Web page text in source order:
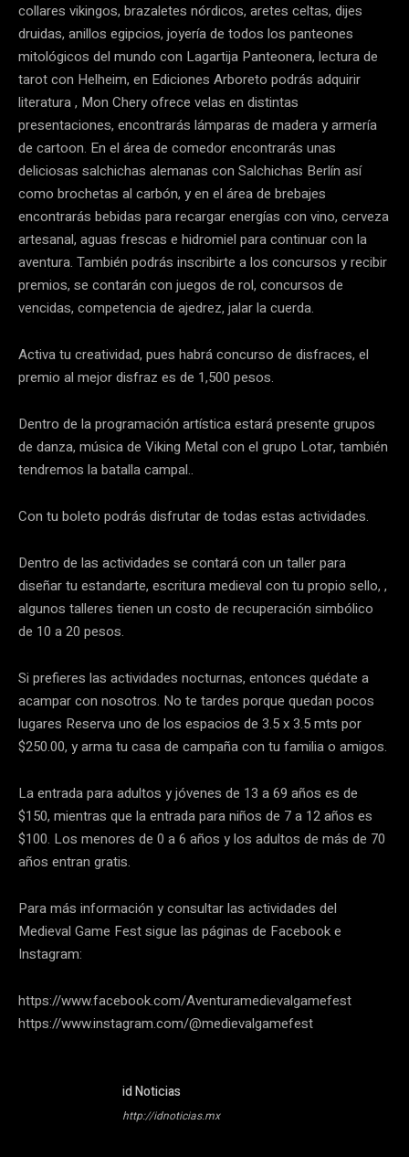
collares vikingos, brazaletes nórdicos, aretes celtas, dijes
druidas, anillos egipcios, joyería de todos los panteones
mitológicos del mundo con Lagartija Panteonera, lectura de
tarot con Helheim, en Ediciones Arboreto podrás adquirir
literatura , Mon Chery ofrece velas en distintas
presentaciones, encontrarás lámparas de madera y armería
de cartoon. En el área de comedor encontrarás unas
deliciosas salchichas alemanas con Salchichas Berlín así
como brochetas al carbón, y en el área de brebajes
encontrarás bebidas para recargar energías con vino, cerveza
artesanal, aguas frescas e hidromiel para continuar con la
aventura. También podrás inscribirte a los concursos y recibir
premios, se contarán con juegos de rol, concursos de
vencidas, competencia de ajedrez, jalar la cuerda.
Activa tu creatividad, pues habrá concurso de disfraces, el
premio al mejor disfraz es de 1,500 pesos.
Dentro de la programación artística estará presente grupos
de danza, música de Viking Metal con el grupo Lotar, también
tendremos la batalla campal..
Con tu boleto podrás disfrutar de todas estas actividades.
Dentro de las actividades se contará con un taller para
diseñar tu estandarte, escritura medieval con tu propio sello, ,
algunos talleres tienen un costo de recuperación simbólico
de 10 a 20 pesos.
Si prefieres las actividades nocturnas, entonces quédate a
acampar con nosotros. No te tardes porque quedan pocos
lugares Reserva uno de los espacios de 3.5 x 3.5 mts por
$250.00, y arma tu casa de campaña con tu familia o amigos.
La entrada para adultos y jóvenes de 13 a 69 años es de
$150, mientras que la entrada para niños de 7 a 12 años es
$100. Los menores de 0 a 6 años y los adultos de más de 70
años entran gratis.
Para más información y consultar las actividades del
Medieval Game Fest sigue las páginas de Facebook e
Instagram:
https://www.facebook.com/Aventuramedievalgamefest
https://www.instagram.com/@medievalgamefest
id Noticias
http://idnoticias.mx